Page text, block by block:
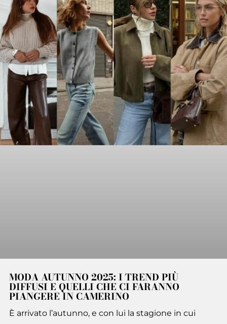
MODA AUTUNNO 2025: I TREND PIÙ
DIFFUSI E QUELLI CHE CI FARANNO
PIANGERE IN CAMERINO
È arrivato l’autunno, e con lui la stagione in cui